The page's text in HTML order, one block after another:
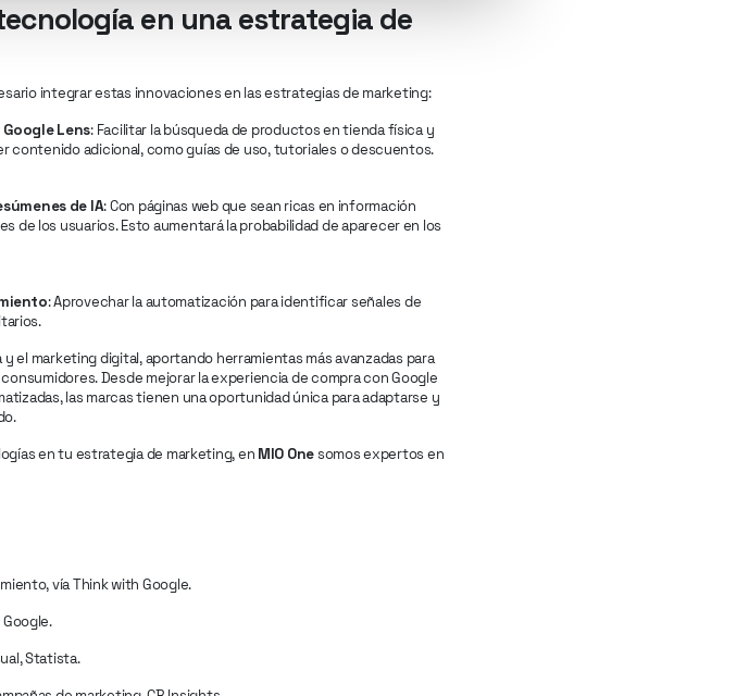
en una estrategia de
integrar estas innovaciones en las estrategias de marketing:
Lens: Facilitar la búsqueda de productos en tienda física y
contenido adicional, como guías de uso, tutoriales o descuentos.
de IA: Con páginas web que sean ricas en información
de los usuarios. Esto aumentará la probabilidad de aparecer en los
: Aprovechar la automatización para identificar señales de
el marketing digital, aportando herramientas más avanzadas para
Desde mejorar la experiencia de compra con Google
las marcas tienen una oportunidad única para adaptarse y
en tu estrategia de marketing, en MIO Onesomos expertos en
vía Think with Google.
Statista.